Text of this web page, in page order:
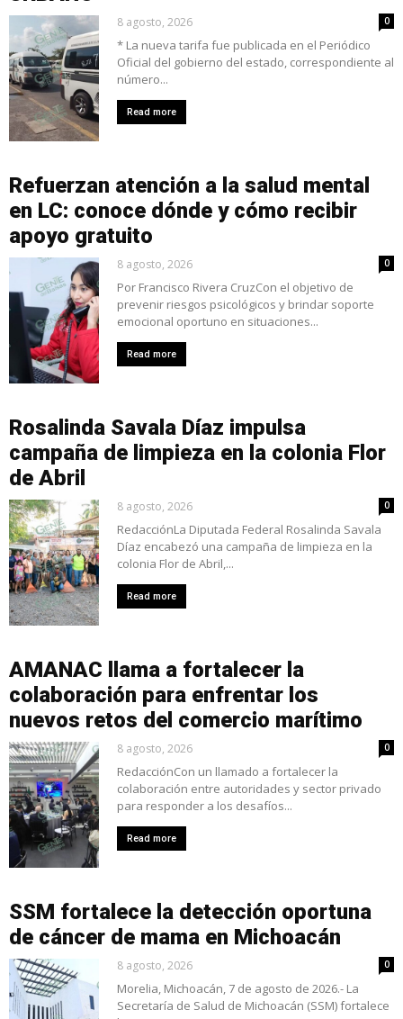
8 agosto, 2026 0
* La nueva tarifa fue publicada en el Periódico
Oficial del gobierno del estado, correspondiente al
número...
Read more
Refuerzan atención a la salud mental
en LC: conoce dónde y cómo recibir
apoyo gratuito
8 agosto, 2026 0
Por Francisco Rivera CruzCon el objetivo de
prevenir riesgos psicológicos y brindar soporte
emocional oportuno en situaciones...
Read more
Rosalinda Savala Díaz impulsa
campaña de limpieza en la colonia Flor
de Abril
8 agosto, 2026 0
RedacciónLa Diputada Federal Rosalinda Savala
Díaz encabezó una campaña de limpieza en la
colonia Flor de Abril,...
Read more
AMANAC llama a fortalecer la
colaboración para enfrentar los
nuevos retos del comercio marítimo
8 agosto, 2026 0
RedacciónCon un llamado a fortalecer la
colaboración entre autoridades y sector privado
para responder a los desafíos...
Read more
SSM fortalece la detección oportuna
de cáncer de mama en Michoacán
8 agosto, 2026 0
Morelia, Michoacán, 7 de agosto de 2026.- La
Secretaría de Salud de Michoacán (SSM) fortalece